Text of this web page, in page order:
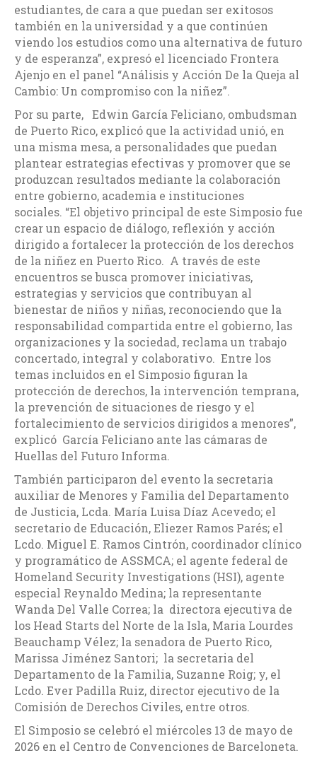
estudiantes, de cara a que puedan ser exitosos
también en la universidad y a que continúen
viendo los estudios como una alternativa de futuro
y de esperanza”, expresó el licenciado Frontera
Ajenjo en el panel “Análisis y Acción De la Queja al
Cambio: Un compromiso con la niñez”.
Por su parte, Edwin García Feliciano, ombudsman
de Puerto Rico, explicó que la actividad unió, en
una misma mesa, a personalidades que puedan
plantear estrategias efectivas y promover que se
produzcan resultados mediante la colaboración
entre gobierno, academia e instituciones
sociales. “El objetivo principal de este Simposio fue
crear un espacio de diálogo, reflexión y acción
dirigido a fortalecer la protección de los derechos
de la niñez en Puerto Rico. A través de este
encuentros se busca promover iniciativas,
estrategias y servicios que contribuyan al
bienestar de niños y niñas, reconociendo que la
responsabilidad compartida entre el gobierno, las
organizaciones y la sociedad, reclama un trabajo
concertado, integral y colaborativo. Entre los
temas incluidos en el Simposio figuran la
protección de derechos, la intervención temprana,
la prevención de situaciones de riesgo y el
fortalecimiento de servicios dirigidos a menores”,
explicó García Feliciano ante las cámaras de
Huellas del Futuro Informa.
También participaron del evento la secretaria
auxiliar de Menores y Familia del Departamento
de Justicia, Lcda. María Luisa Díaz Acevedo; el
secretario de Educación, Eliezer Ramos Parés; el
Lcdo. Miguel E. Ramos Cintrón, coordinador clínico
y programático de ASSMCA; el agente federal de
Homeland Security Investigations (HSI), agente
especial Reynaldo Medina; la representante
Wanda Del Valle Correa; la directora ejecutiva de
los Head Starts del Norte de la Isla, Maria Lourdes
Beauchamp Vélez; la senadora de Puerto Rico,
Marissa Jiménez Santori; la secretaria del
Departamento de la Familia, Suzanne Roig; y, el
Lcdo. Ever Padilla Ruiz, director ejecutivo de la
Comisión de Derechos Civiles, entre otros.
El Simposio se celebró el miércoles 13 de mayo de
2026 en el Centro de Convenciones de Barceloneta.